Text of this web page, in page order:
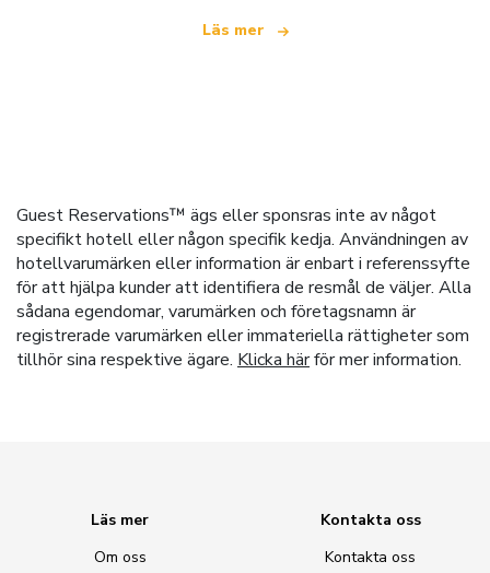
Läs mer
Guest Reservations™ ägs eller sponsras inte av något
specifikt hotell eller någon specifik kedja. Användningen av
hotellvarumärken eller information är enbart i referenssyfte
för att hjälpa kunder att identifiera de resmål de väljer. Alla
sådana egendomar, varumärken och företagsnamn är
registrerade varumärken eller immateriella rättigheter som
tillhör sina respektive ägare. Klicka härför mer information.
Läs mer
Om oss
Kontakta oss
Kontakta oss